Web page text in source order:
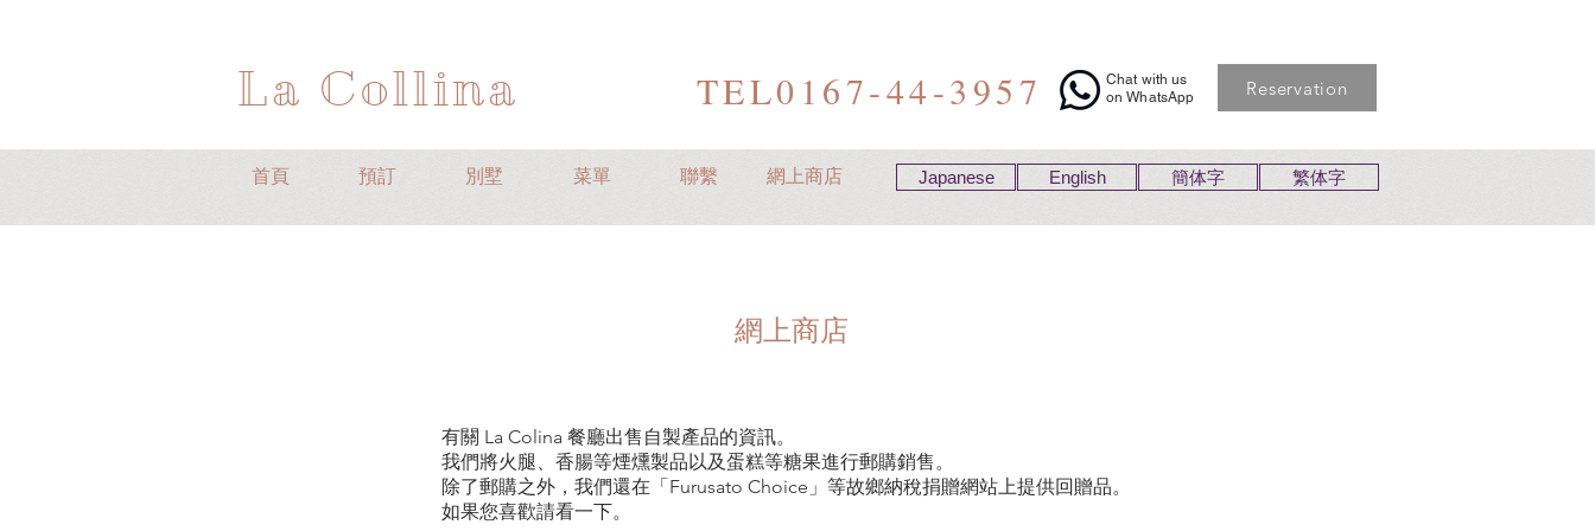
La Collina TEL0167-44-3957 Reservation
Chat with us
on WhatsApp
首頁 預訂 別墅 菜單 聯繫 網上商店 Japanese English 簡体字 繁体字
網上商店
有關 La Colina 餐廳出售自製產品的資訊。
我們將火腿、香腸等煙燻製品以及蛋糕等糖果進行郵購銷售。
除了郵購之外，我們還在「Furusato Choice」等故鄉納稅捐贈網站上提供回贈品。
如果您喜歡請看一下。